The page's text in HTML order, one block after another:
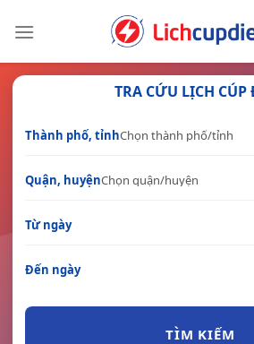
TRA CỨU LỊCH CÚP
Thành phố, tỉnh
Quận, huyện
Từ ngày
Đến ngày
TÌM KIẾM